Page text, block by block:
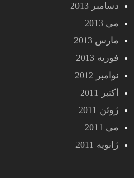
دسامبر 2013
می 2013
مارس 2013
فوریه 2013
نوامبر 2012
اکتبر 2011
ژوئن 2011
می 2011
ژانویه 2011